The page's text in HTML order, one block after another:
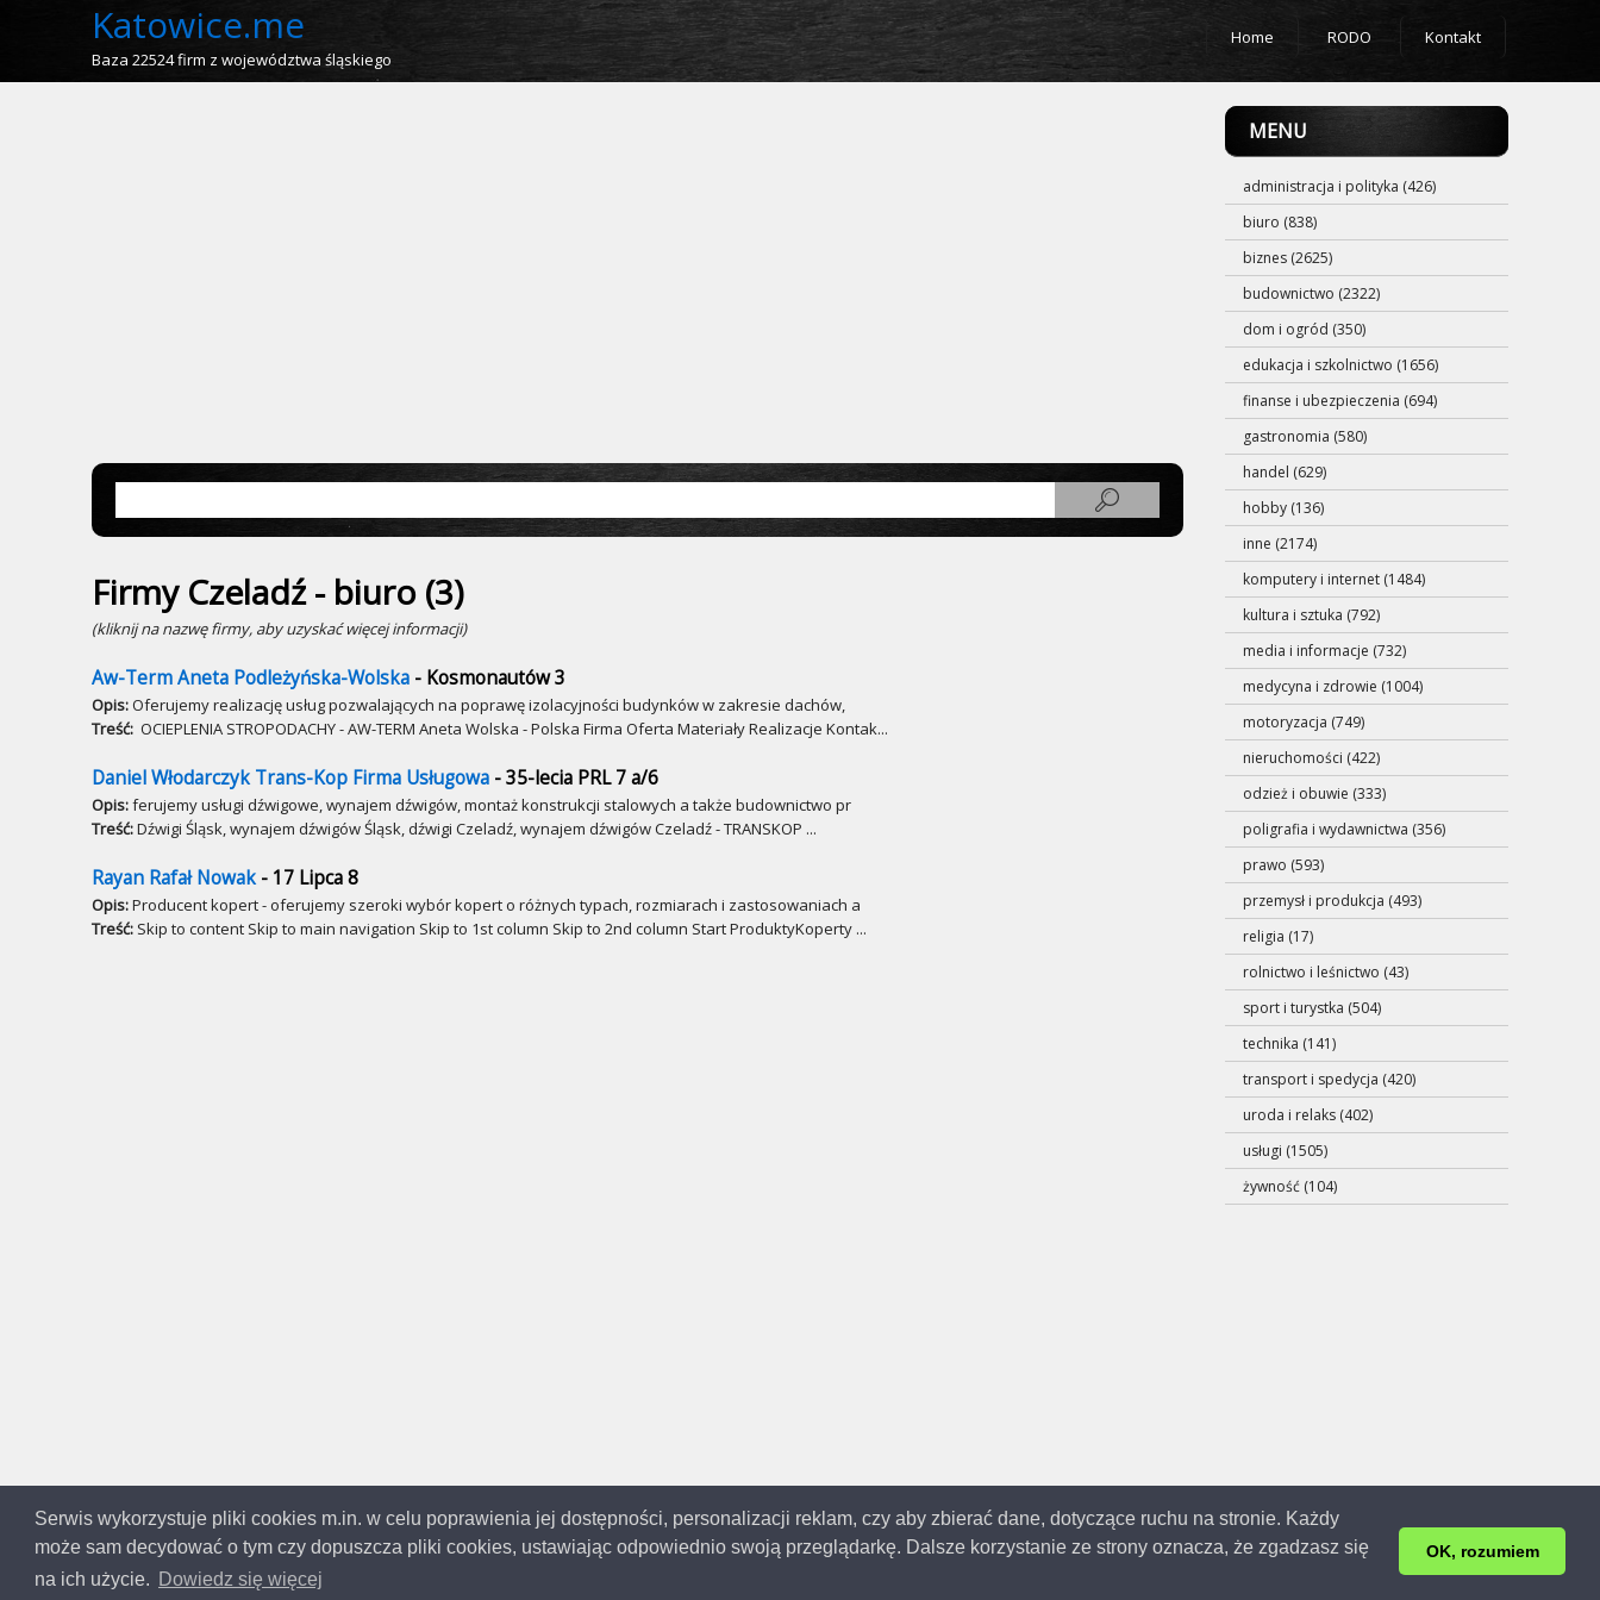
Serwis wykorzystuje pliki cookies m.in. w celu poprawienia jej dostępności, personalizacji reklam, czy aby zbierać dane, dotyczące ruchu na stronie. Każdy
może sam decydować o tym czy dopuszcza pliki cookies, ustawiając odpowiednio swoją przeglądarkę. Dalsze korzystanie ze strony oznacza, że zgadzasz się
na ich użycie.
Dowiedz się więcej
OK, rozumiem
Katowice.me
Baza 22524 firm z województwa śląskiego
Home RODO Kontakt
Firmy Czeladź - biuro (3)
(kliknij na nazwę firmy, aby uzyskać więcej informacji)
Aw-Term Aneta Podleżyńska-Wolska - Kosmonautów 3
Opis:Oferujemy realizację usług pozwalających na poprawę izolacyjności budynków w zakresie dachów,
Treść: OCIEPLENIA STROPODACHY - AW-TERM Aneta Wolska - Polska Firma Oferta Materiały Realizacje Kontak...
Daniel Włodarczyk Trans-Kop Firma Usługowa - 35-lecia PRL 7 a/6
Opis:ferujemy usługi dźwigowe, wynajem dźwigów, montaż konstrukcji stalowych a także budownictwo pr
Treść:Dźwigi Śląsk, wynajem dźwigów Śląsk, dźwigi Czeladź, wynajem dźwigów Czeladź - TRANSKOP ...
Rayan Rafał Nowak- 17 Lipca 8
Opis:Producent kopert - oferujemy szeroki wybór kopert o różnych typach, rozmiarach i zastosowaniach a
Treść: Skip to content Skip to main navigation Skip to 1st column Skip to 2nd column Start ProduktyKoperty ...
MENU
administracja i polityka (426)
biuro (838)
biznes (2625)
budownictwo (2322)
dom i ogród (350)
edukacja i szkolnictwo (1656)
finanse i ubezpieczenia (694)
gastronomia (580)
handel (629)
hobby (136)
inne (2174)
komputery i internet (1484)
kultura i sztuka (792)
media i informacje (732)
medycyna i zdrowie (1004)
motoryzacja (749)
nieruchomości (422)
odzież i obuwie (333)
poligrafia i wydawnictwa (356)
prawo (593)
przemysł i produkcja (493)
religia (17)
rolnictwo i leśnictwo (43)
sport i turystka (504)
technika (141)
transport i spedycja (420)
uroda i relaks (402)
usługi (1505)
żywność (104)
Copyright © 2014-2023Katowice.meWszystkie prawa zastrzeżone | Aktualizacja: 19.12.2023r. | 0.147s.
Informacje na temat firm pochodzą z ogólno dostępnych baz umieszczonych w Internecie. Masz prawo do zmiany oraz usunięcia swoich danych.